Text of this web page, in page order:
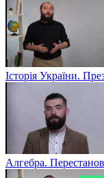
Історія України.
Алгебра.